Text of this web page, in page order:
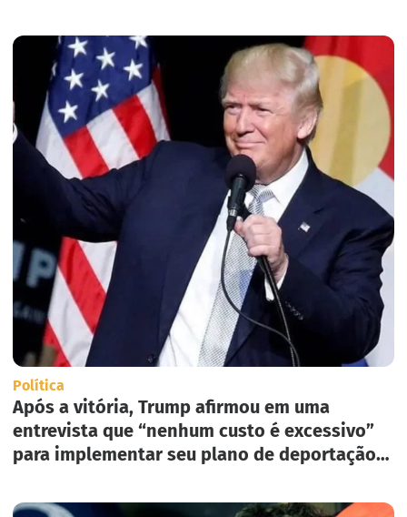
Política
Após a vitória, Trump afirmou em uma
entrevista que “nenhum custo é excessivo”
para implementar seu plano de deportação